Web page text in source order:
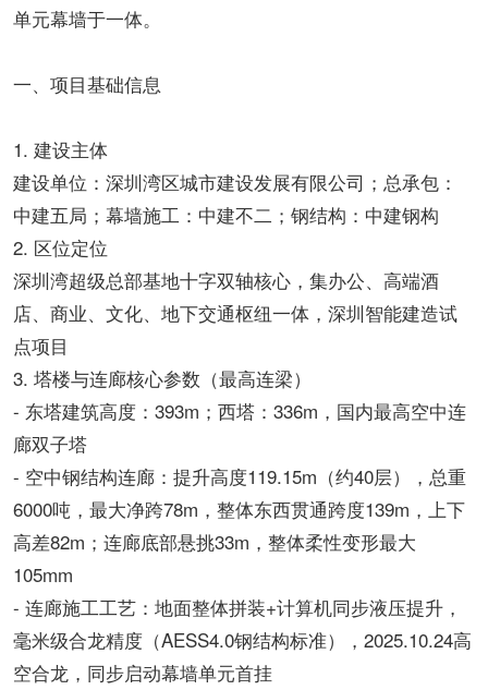
单元幕墙于一体。
一、项目基础信息
1. 建设主体
建设单位：深圳湾区城市建设发展有限公司；总承包：
中建五局；幕墙施工：中建不二；钢结构：中建钢构
2. 区位定位
深圳湾超级总部基地十字双轴核心，集办公、高端酒
店、商业、文化、地下交通枢纽一体，深圳智能建造试
点项目
3. 塔楼与连廊核心参数（最高连梁）
- 东塔建筑高度：393m；西塔：336m，国内最高空中连
廊双子塔
- 空中钢结构连廊：提升高度119.15m（约40层），总重
6000吨，最大净跨78m，整体东西贯通跨度139m，上下
高差82m；连廊底部悬挑33m，整体柔性变形最大
105mm
- 连廊施工工艺：地面整体拼装+计算机同步液压提升，
毫米级合龙精度（AESS4.0钢结构标准），2025.10.24高
空合龙，同步启动幕墙单元首挂